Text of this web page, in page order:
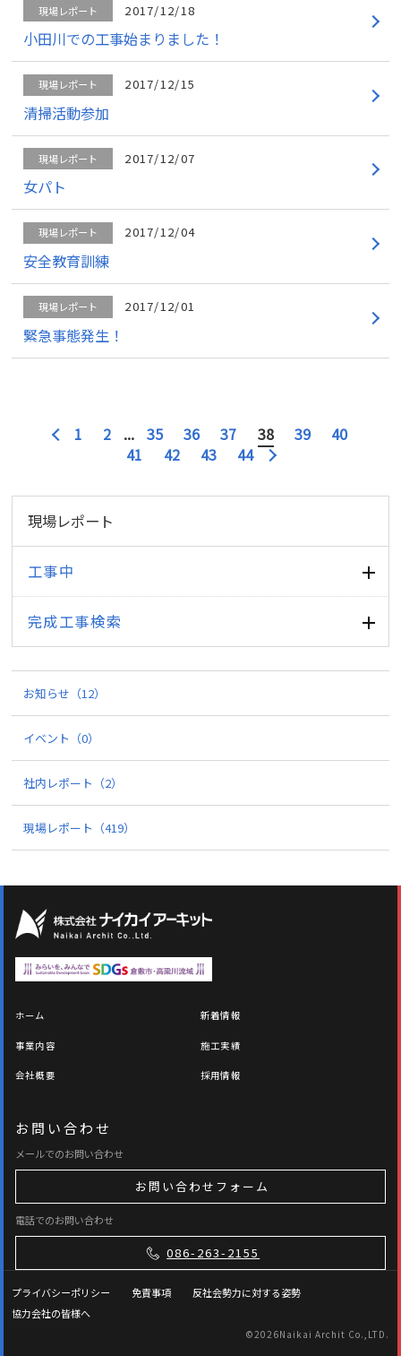
現場レポート 2017/12/18
小田川での工事始まりました！
現場レポート 2017/12/15
清掃活動参加
現場レポート 2017/12/07
女パト
現場レポート 2017/12/04
安全教育訓練
現場レポート 2017/12/01
緊急事態発生！
1 2 ... 35 36 37 38 39
40
41
42 43 44
現場レポート
工事中
完成工事検索
お知らせ （12）
イベント （0）
社内レポート （2）
現場レポート （419）
ホーム 新着情報
事業内容 施工実績
会社概要 採用情報
お問い合わせ
メールでのお問い合わせ
お問い合わせフォーム
電話でのお問い合わせ
086-263-2155
プライバシーポリシー 免責事項
反社会勢力に対する姿勢
協力会社の皆様へ
©2026Naikai Archit Co.,LTD.